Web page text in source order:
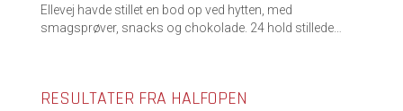
Ellevej havde stillet en bod op ved hytten, med
smagsprøver, snacks og chokolade. 24 hold stillede…
RESULTATER FRA HALFOPEN